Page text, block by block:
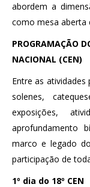
abordem a
como mesa aberta
PROGRAMAÇÃO
NACIONAL (CEN)
Entre as atividades
solenes,
exposições,
aprofundamento
marco e legado
participação de
1º dia do 18º CEN